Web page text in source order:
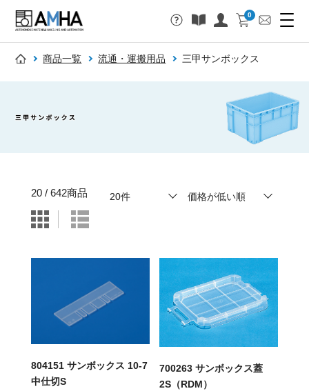
0
商品一覧 流通・運搬用品 三甲サンボックス
20 / 642商品 表示件数
20件 並び順
価格が低い順
804151 サンボックス 10-7
中仕切S
700263 サンボックス蓋
2S（RDM）